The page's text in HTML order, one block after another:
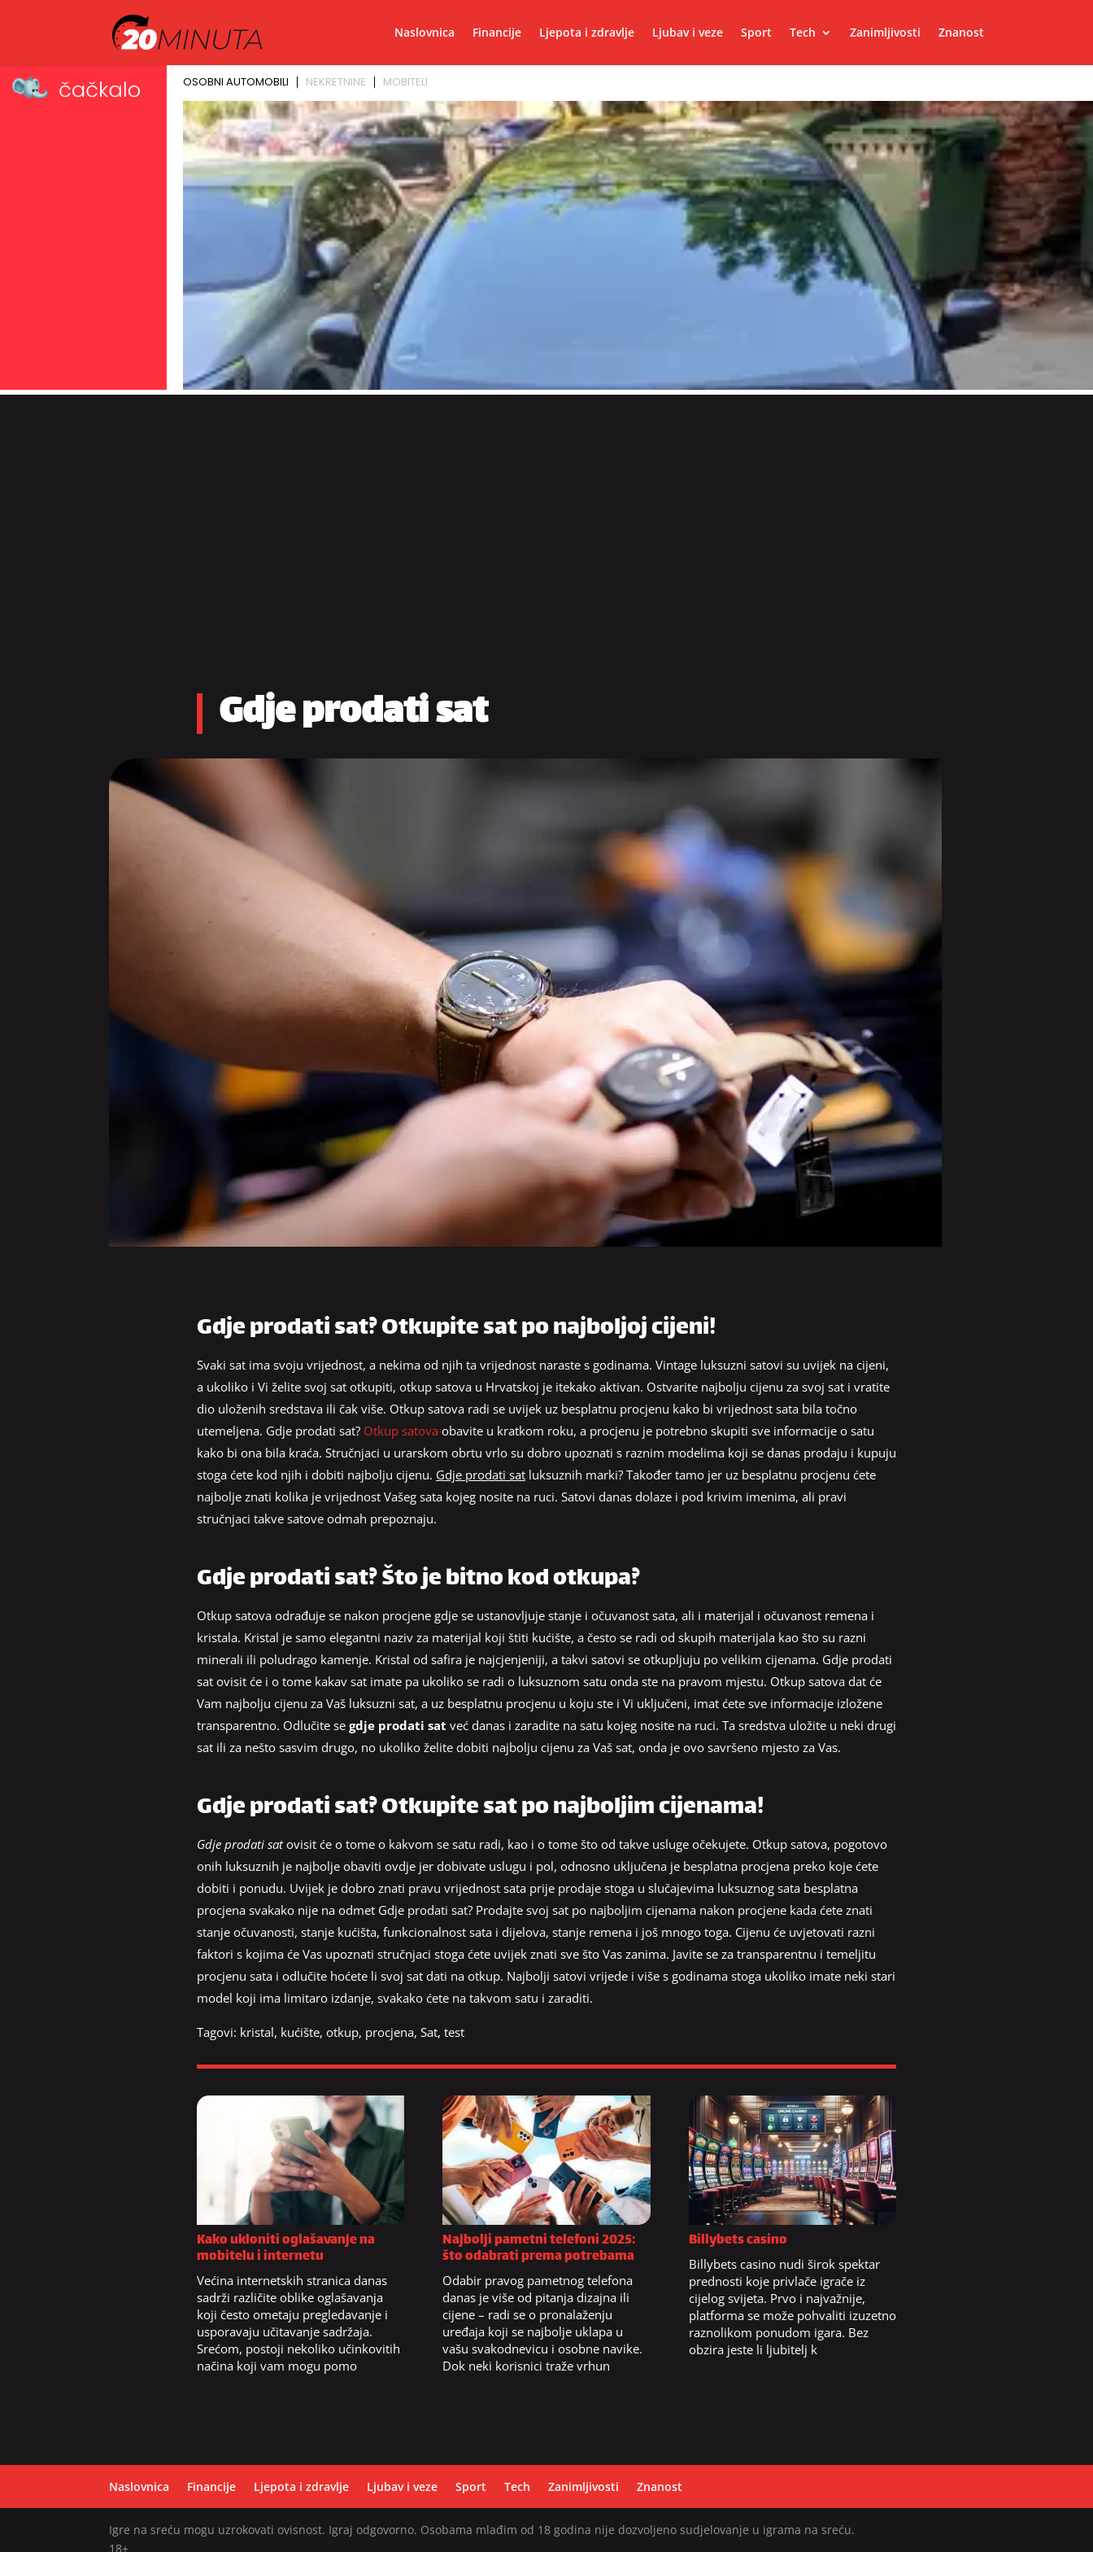
Naslovnica Financije Ljepota i zdravlje Ljubav i veze Sport Tech Zanimljivosti Znanost
Gdje prodati sat
Gdje prodati sat? Otkupite sat po najboljoj cijeni!
Svaki sat ima svoju vrijednost, a nekima od njih ta vrijednost naraste s godinama. Vintage luksuzni satovi su uvijek na cijeni,
a ukoliko i Vi želite svoj sat otkupiti, otkup satova u Hrvatskoj je itekako aktivan. Ostvarite najbolju cijenu za svoj sat i vratite
dio uloženih sredstava ili čak više. Otkup satova radi se uvijek uz besplatnu procjenu kako bi vrijednost sata bila točno
utemeljena. Gdje prodati sat? Otkup satova obavite u kratkom roku, a procjenu je potrebno skupiti sve informacije o satu
kako bi ona bila kraća. Stručnjaci u urarskom obrtu vrlo su dobro upoznati s raznim modelima koji se danas prodaju i kupuju
stoga ćete kod njih i dobiti najbolju cijenu. Gdje prodati sat luksuznih marki? Također tamo jer uz besplatnu procjenu ćete
najbolje znati kolika je vrijednost Vašeg sata kojeg nosite na ruci. Satovi danas dolaze i pod krivim imenima, ali pravi
stručnjaci takve satove odmah prepoznaju.
Gdje prodati sat? Što je bitno kod otkupa?
Otkup satova odrađuje se nakon procjene gdje se ustanovljuje stanje i očuvanost sata, ali i materijal i očuvanost remena i
kristala. Kristal je samo elegantni naziv za materijal koji štiti kućište, a često se radi od skupih materijala kao što su razni
minerali ili poludrago kamenje. Kristal od safira je najcjenjeniji, a takvi satovi se otkupljuju po velikim cijenama. Gdje prodati
sat ovisit će i o tome kakav sat imate pa ukoliko se radi o luksuznom satu onda ste na pravom mjestu. Otkup satova dat će
Vam najbolju cijenu za Vaš luksuzni sat, a uz besplatnu procjenu u koju ste i Vi uključeni, imat ćete sve informacije izložene
transparentno. Odlučite se gdje prodati sat već danas i zaradite na satu kojeg nosite na ruci. Ta sredstva uložite u neki drugi
sat ili za nešto sasvim drugo, no ukoliko želite dobiti najbolju cijenu za Vaš sat, onda je ovo savršeno mjesto za Vas.
Gdje prodati sat? Otkupite sat po najboljim cijenama!
Gdje prodati satovisit će o tome o kakvom se satu radi, kao i o tome što od takve usluge očekujete. Otkup satova, pogotovo
onih luksuznih je najbolje obaviti ovdje jer dobivate uslugu i pol, odnosno uključena je besplatna procjena preko koje ćete
dobiti i ponudu. Uvijek je dobro znati pravu vrijednost sata prije prodaje stoga u slučajevima luksuznog sata besplatna
procjena svakako nije na odmet Gdje prodati sat? Prodajte svoj sat po najboljim cijenama nakon procjene kada ćete znati
stanje očuvanosti, stanje kućišta, funkcionalnost sata i dijelova, stanje remena i još mnogo toga. Cijenu će uvjetovati razni
faktori s kojima će Vas upoznati stručnjaci stoga ćete uvijek znati sve što Vas zanima. Javite se za transparentnu i temeljitu
procjenu sata i odlučite hoćete li svoj sat dati na otkup. Najbolji satovi vrijede i više s godinama stoga ukoliko imate neki stari
model koji ima limitaro izdanje, svakako ćete na takvom satu i zaraditi.
Tagovi: kristal, kućište, otkup, procjena, Sat, test
Kako ukloniti oglašavanje na
mobitelu i internetu
Većina internetskih stranica danas
sadrži različite oblike oglašavanja
koji često ometaju pregledavanje i
usporavaju učitavanje sadržaja.
Srećom, postoji nekoliko učinkovitih
načina koji vam mogu pomo
Najbolji pametni telefoni 2025:
što odabrati prema potrebama
Odabir pravog pametnog telefona
danas je više od pitanja dizajna ili
cijene – radi se o pronalaženju
uređaja koji se najbolje uklapa u
vašu svakodnevicu i osobne navike.
Dok neki korisnici traže vrhun
Billybets casino
Billybets casino nudi širok spektar
prednosti koje privlače igrače iz
cijelog svijeta. Prvo i najvažnije,
platforma se može pohvaliti izuzetno
raznolikom ponudom igara. Bez
obzira jeste li ljubitelj k
Naslovnica Financije Ljepota i zdravlje Ljubav i veze Sport Tech Zanimljivosti Znanost
Igre na sreću mogu uzrokovati ovisnost. Igraj odgovorno. Osobama mlađim od 18 godina nije dozvoljeno sudjelovanje u igrama na sreću.
18+